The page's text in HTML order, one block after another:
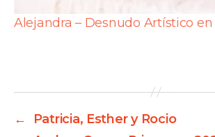
Alejandra – Desnudo Artístico
←
Patricia, Esther y Rocio